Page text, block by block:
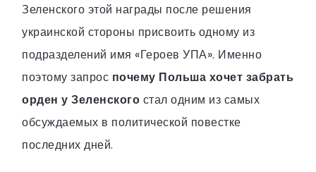
Зеленского этой награды после решения
украинской стороны присвоить одному из
подразделений имя «Героев УПА». Именно
поэтому запрос почему Польша хочет забрать
орден у Зеленского стал одним из самых
обсуждаемых в политической повестке
последних дней.